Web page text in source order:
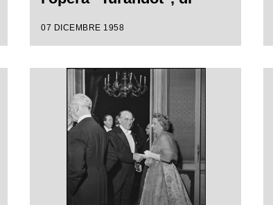
da Antonino Votto con la
Wallmann
07 DICEMBRE 1958